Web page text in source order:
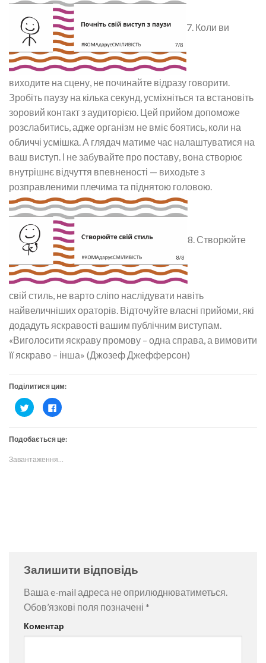
7. Коли ви
виходите на сцену, не починайте відразу говорити.
Зробіть паузу на кілька секунд, усміхніться та встановіть
зоровий контакт з аудиторією. Цей прийом допоможе
розслабитись, адже організм не вміє боятись, коли на
обличчі усмішка. А глядач матиме час налаштуватися на
ваш виступ. І не забувайте про поставу, вона створює
внутрішнє відчуття впевненості — виходьте з
розправленими плечима та піднятою головою.
8. Створюйте
свій стиль, не варто сліпо наслідувати навіть
найвеличніших ораторів. Відточуйте власні прийоми, які
додадуть яскравості вашим публічним виступам.
«Виголосити яскраву промову – одна справа, а вимовити
її яскраво – інша» (Джозеф Джефферсон)
Поділитися цим:
Click
to
share
on
у
Click
to
on
у
Подобається це:
Завантаження…
Залишити відповідь
Ваша e-mail адреса не оприлюднюватиметься.
Обов’язкові поля позначені *
Коментар